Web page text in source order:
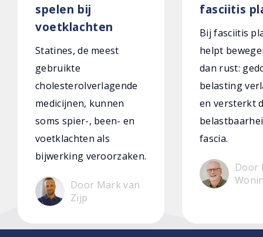
spelen bij
voetklachten
Statines, de meest
gebruikte
cholesterolverlagende
medicijnen, kunnen
soms spier-, been- en
voetklachten als
bijwerking veroorzaken.
Door Mark van
Zijp
fasciitis
Bij fasciitis
helpt
dan rust:
belasting
en versterkt
fascia.
Door